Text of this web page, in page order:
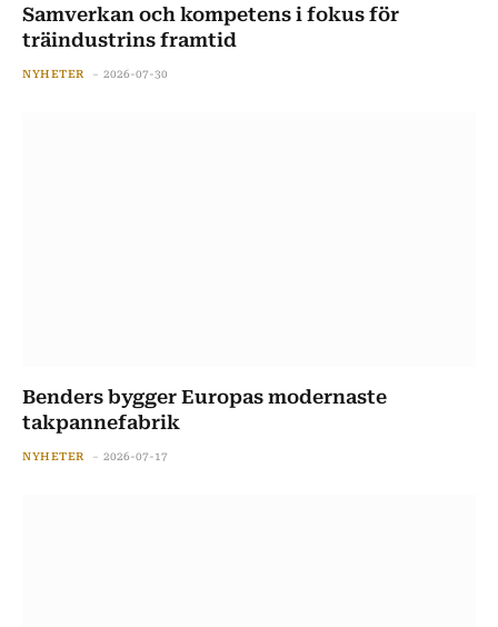
Samverkan och kompetens i fokus för
träindustrins framtid
NYHETER 2026-07-30
Benders bygger Europas modernaste
takpannefabrik
NYHETER 2026-07-17